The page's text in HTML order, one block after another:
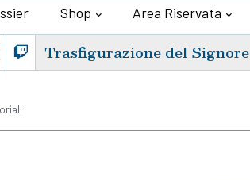
Shop Area Riservata
Trasfigurazione del Signore